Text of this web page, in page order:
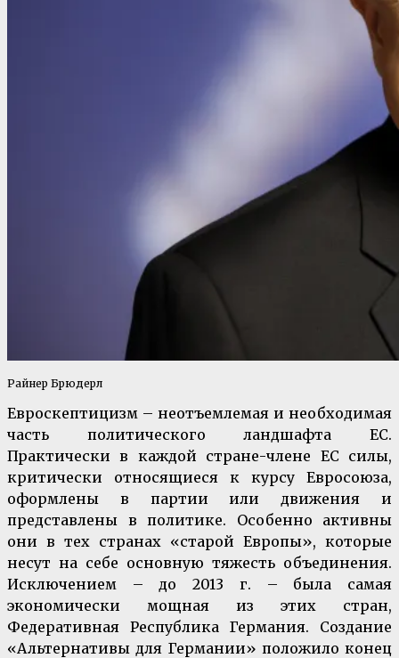
Райнер Брюдерл
Евроскептицизм – неотъемлемая и необходимая
часть политического ландшафта ЕС.
Практически в каждой стране-члене ЕС силы,
критически относящиеся к курсу Евросоюза,
оформлены в партии или движения и
представлены в политике. Особенно активны
они в тех странах «старой Европы», которые
несут на себе основную тяжесть объединения.
Исключением – до 2013 г. – была самая
экономически мощная из этих стран,
Федеративная Республика Германия. Создание
«Альтернативы для Германии» положило конец